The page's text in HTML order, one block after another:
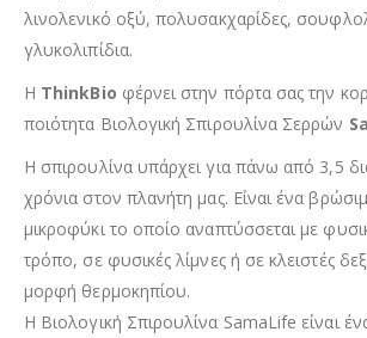
λινολενικό οξύ, πολυσακχαρίδες,
γλυκολιπίδια.
Η ThinkBio φέρνει στην πόρτα σας την
ποιότητα Βιολογική Σπιρουλίνα Σερρών
Η σπιρουλίνα υπάρχει για πάνω από 3,5
χρόνια στον πλανήτη μας. Είναι ένα
μικροφύκι το οποίο αναπτύσσεται με
τρόπο, σε φυσικές λίμνες ή σε κλειστές
μορφή θερμοκηπίου.
Η Βιολογική Σπιρουλίνα SamaLife είναι